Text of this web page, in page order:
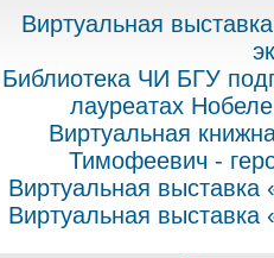
Виртуальная
Библиотека ЧИ БГУ
лауреатах
Виртуальная
Тимофеевич -
Виртуальная
Виртуальная